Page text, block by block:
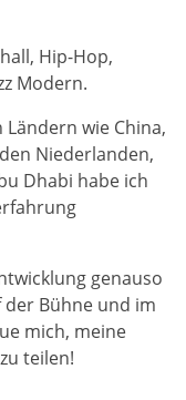
Hip-Hop,
Modern.
wie China,
Niederlanden,
Dhabi habe ich
genauso
der Bühne und im
mich, meine
teilen!